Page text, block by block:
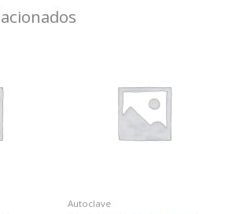
Autoclave